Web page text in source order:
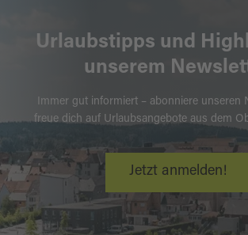
Urlaubstipps und
unserem
Immer gut informiert – abonniere unseren
freue dich auf Urlaubsangebote aus dem
Jetzt anmelden!